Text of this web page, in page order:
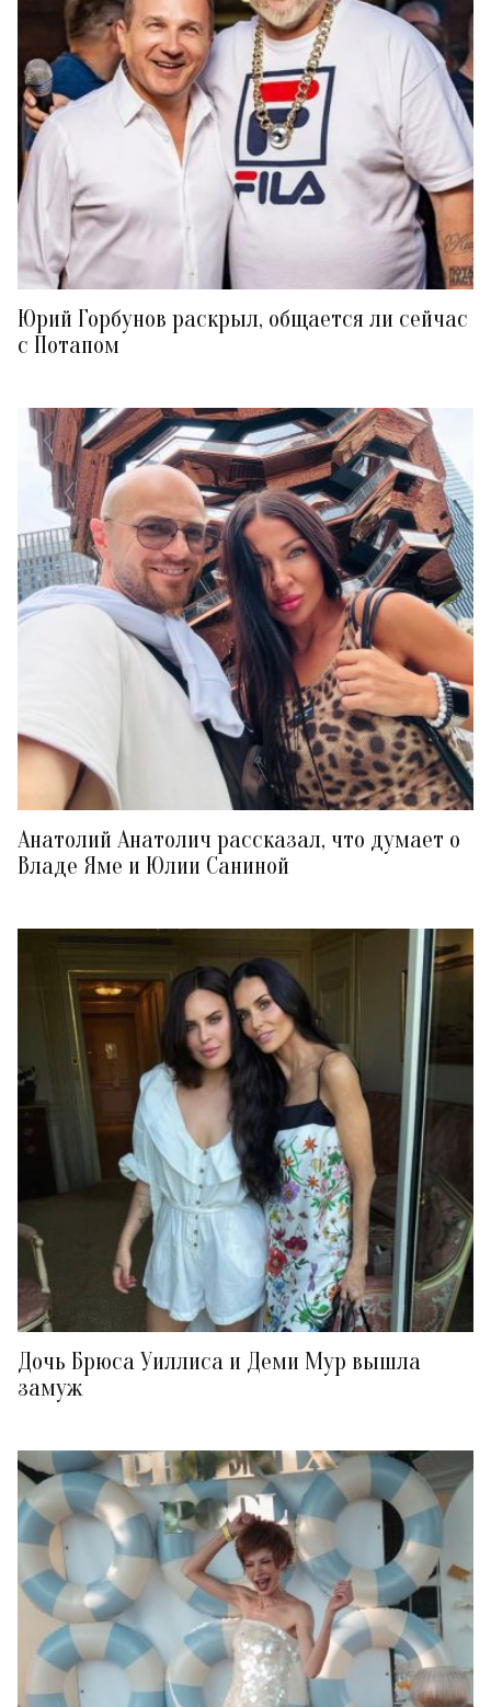
Юрий Горбунов раскрыл, общается ли сейчас
с Потапом
Анатолий Анатолич рассказал, что думает о
Владе Яме и Юлии Саниной
Дочь Брюса Уиллиса и Деми Мур вышла
замуж